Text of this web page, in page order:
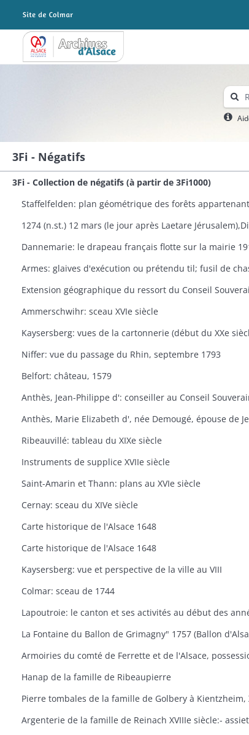
Archives Alsace - Colmar
3Fi - Négatifs
3Fi - Collection de négatifs (à partir de 3Fi1000)
Ammerschwihr: sceau XVIe siècle
Kaysersberg: vues de la cartonnerie (début du XXe
Niffer: vue du passage du Rhin, septembre 1793
Belfort: château, 1579
Ribeauvillé: tableau du XIXe siècle
Instruments de supplice XVIIe siècle
Saint-Amarin et Thann: plans au XVIe siècle
Cernay: sceau du XIVe siècle
Carte historique de l'Alsace 1648
Carte historique de l'Alsace 1648
Kaysersberg: vue et perspective de la ville au VIII
Colmar: sceau de 1744
La Fontaine du Ballon de Grimagny" 1757 (Ballon
Hanap de la famille de Ribeaupierre